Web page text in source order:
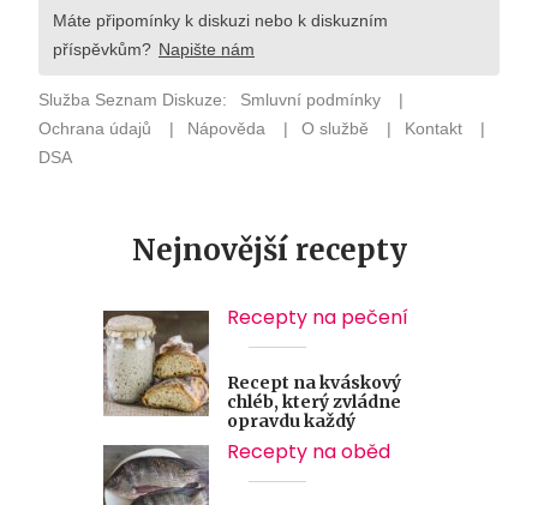
Nejnovější recepty
Recepty na pečení
Recept na kváskový
chléb, který zvládne
opravdu každý
Recepty na oběd